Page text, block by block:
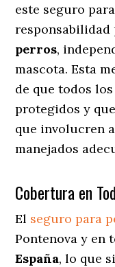
este seguro
responsabilidad
perros,
mascota. Esta
de que todos
protegidos y
que involucren
manejados
Cobertura en
El seguro para
Pontenova y en
España, lo que